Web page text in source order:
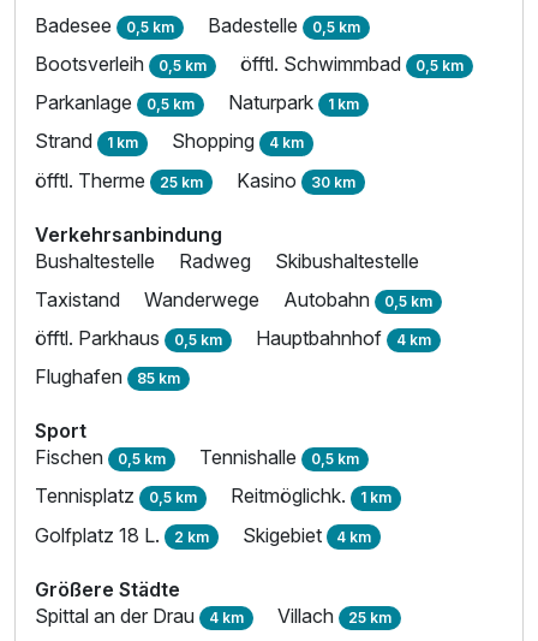
Badesee 0,5 km Badestelle 0,5 km
Bootsverleih 0,5 km öfftl. Schwimmbad 0,5 km
Parkanlage 0,5 km Naturpark 1 km
Strand 1 km Shopping 4 km
öfftl. Therme 25 km Kasino 30 km
Verkehrsanbindung
Bushaltestelle
Radweg
Skibushaltestelle
Taxistand
Wanderwege Autobahn 0,5 km
öfftl. Parkhaus 0,5 km Hauptbahnhof 4 km
Flughafen 85 km
Sport
Fischen 0,5 km Tennishalle 0,5 km
Tennisplatz 0,5 km Reitmöglichk. 1 km
Golfplatz 18 L. 2 km Skigebiet 4 km
Größere Städte
Spittal an der Drau 4 km Villach 25 km